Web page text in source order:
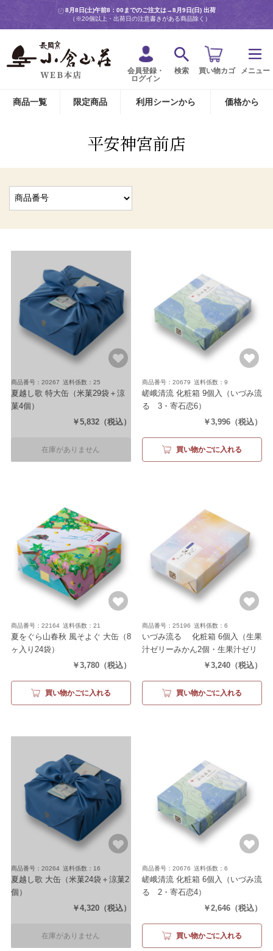
8月8日(土)午前8：00までのご注文は→8月9日(日) 出荷
（※20個以上・出荷日の注意書きがある商品除く）
会員登録・
ログイン
検索 買い物カゴ メニュー
商品一覧 限定商品 利用シーンから 価格から
平安神宮前店
商品番号：20267 送料係数：25
夏越し歌 特大缶（米菓29袋＋涼
菓4個）
￥5,832 （税込）
在庫がありません
商品番号：20679 送料係数：9
嵯峨清流 化粧箱 9個入
（いづみ流
るゝ3・寄石恋6）
￥3,996 （税込）
買い物かごに入れる
商品番号：22164 送料係数：21
夏をぐら山春秋 風そよぐ 大缶（8
ヶ入り24袋）
￥3,780 （税込）
買い物かごに入れる
商品番号：25196 送料係数：6
いづみ流るゝ 化粧箱 6個入
（生果
汁ゼリーみかん2個・生果汁ゼリ
ーもも2個・生水羊羹2個）
￥3,240 （税込）
買い物かごに入れる
商品番号：20264 送料係数：16
夏越し歌 大缶（米菓24袋＋涼菓2
個）
￥4,320 （税込）
在庫がありません
商品番号：20676 送料係数：6
嵯峨清流 化粧箱 6個入
（いづみ流
るゝ2・寄石恋4）
￥2,646 （税込）
買い物かごに入れる